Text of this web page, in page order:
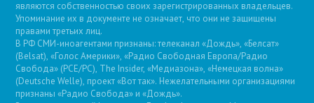
являются собственностью своих зарегистрированных владельцев.
Упоминание их в документе не означает, что они не защищены
правами третьих лиц.
В РФ СМИ-иноагентами признаны: телеканал «Дождь», «Белсат»
(Belsat), «Голос Америки», «Радио Свободная Европа/Радио
Свобода» (PCE/PC), The Insider, «Медиазона», «Немецкая волна»
(Deutsche Welle), проект «Вот так». Нежелательными организациями
признаны «Радио Свобода» и «Дождь».